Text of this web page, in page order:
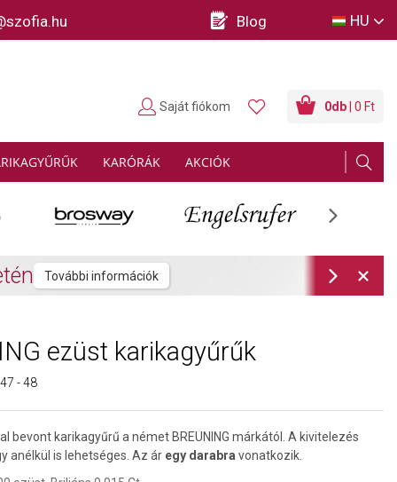
Blog HU
KARÓRÁK AKCIÓK
0db | 0 Ft
Saját fiókom
ezüst karikagyűrűk
- 48
bevont karikagyűrű a német BREUNING márkától. A kivitelezés
anélkül is lehetséges. Az ár egy darabra vonatkozik.